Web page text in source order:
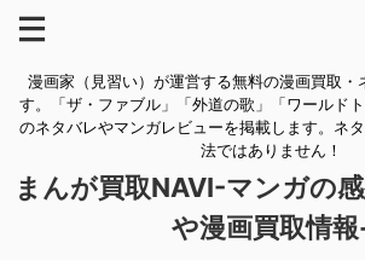
漫画家（見習い）が運営する無料の漫画買取・
す。「ザ・ファブル」「外道の歌」「ワールド
のネタバレやマンガレビューを掲載します。ネ
法ではありません！
まんが買取NAVI-マンガの
や漫画買取情